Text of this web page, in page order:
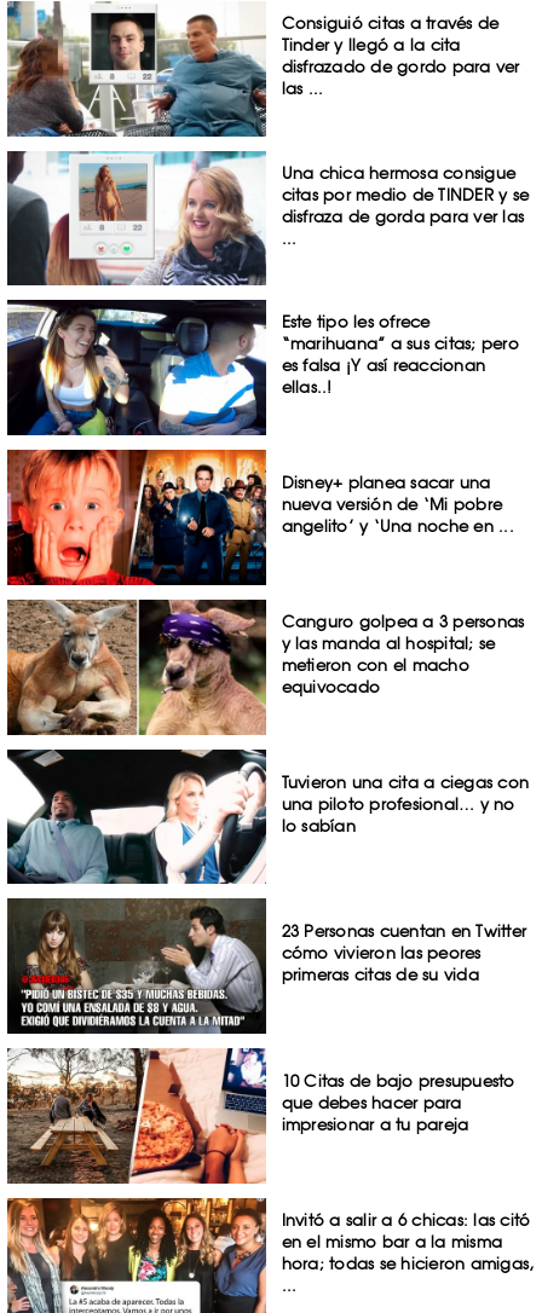
Consiguió citas a través de
Tinder y llegó a la cita
disfrazado de gordo para ver
las ...
Una chica hermosa consigue
citas por medio de TINDER y se
disfraza de gorda para ver las
...
Este tipo les ofrece
“marihuana” a sus citas; pero
es falsa ¡Y así reaccionan
ellas..!
Disney+ planea sacar una
nueva versión de ‘Mi pobre
angelito’ y ‘Una noche en ...
Canguro golpea a 3 personas
y las manda al hospital; se
metieron con el macho
equivocado
Tuvieron una cita a ciegas con
una piloto profesional… y no
lo sabían
23 Personas cuentan en Twitter
cómo vivieron las peores
primeras citas de su vida
10 Citas de bajo presupuesto
que debes hacer para
impresionar a tu pareja
Invitó a salir a 6 chicas: las citó
en el mismo bar a la misma
hora; todas se hicieron amigas,
...